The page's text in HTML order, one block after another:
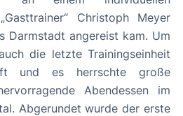
Christoph Meyer
Darmstadt angereist kam. Um
die letzte Trainingseinheit
und es herrschte große
Abendessen im
Abgerundet wurde der erste